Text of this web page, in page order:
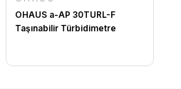
OHAUS a-AP 30TURL-F
Taşınabilir Türbidimetre